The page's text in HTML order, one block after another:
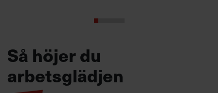
Så höjer du
arbetsglädjen